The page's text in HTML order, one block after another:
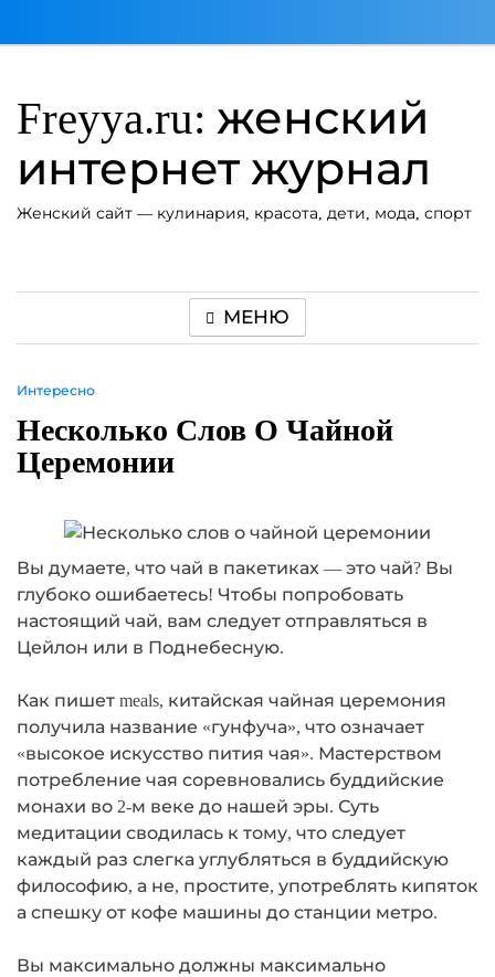
Freyya.ru: женский
интернет журнал
Женский сайт — кулинария, красота, дети, мода, спорт
МЕНЮ
Интересно
Несколько Слов О Чайной
Церемонии
Вы думаете, что чай в пакетиках — это чай? Вы
глубоко ошибаетесь! Чтобы попробовать
настоящий чай, вам следует отправляться в
Цейлон или в Поднебесную.
Как пишет meals, китайская чайная церемония
получила название «гунфуча», что означает
«высокое искусство пития чая». Мастерством
потребление чая соревновались буддийские
монахи во 2-м веке до нашей эры. Суть
медитации сводилась к тому, что следует
каждый раз слегка углубляться в буддийскую
философию, а не, простите, употреблять кипяток
а спешку от кофе машины до станции метро.
Вы максимально должны максимально